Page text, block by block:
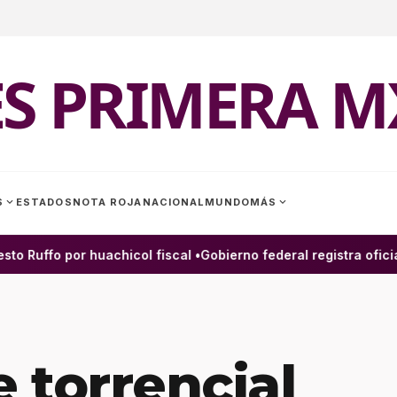
PRIMERA
expand_more ESTADOS NOTA ROJA NACIONAL MUNDOMÁS expand_more
Ruffo por huachicol fiscal •Gobierno federal registra